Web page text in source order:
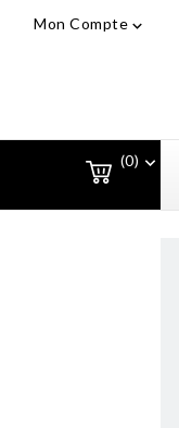
Mon Compte 
(0) 